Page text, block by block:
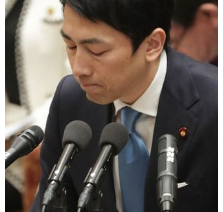
科學技術
生活
運動
娛樂
工作勞動
家庭
醫療健康